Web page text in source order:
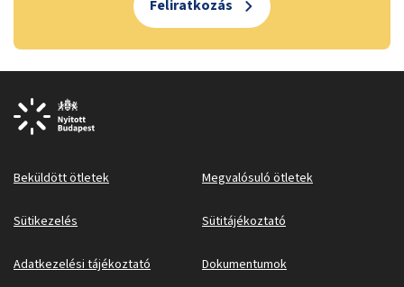
Feliratkozás
Beküldött ötletek Megvalósuló ötletek
Sütikezelés Sütitájékoztató
Adatkezelési tájékoztató Dokumentumok